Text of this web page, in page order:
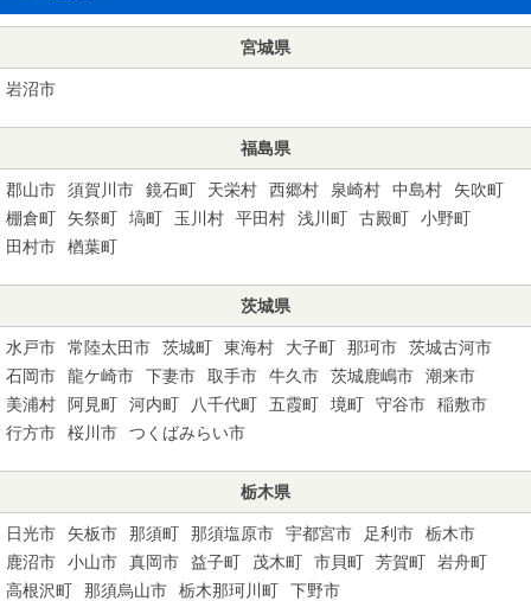
宮城県
岩沼市
福島県
郡山市 須賀川市 鏡石町 天栄村 西郷村 泉崎村 中島村
矢吹町
棚倉町
矢祭町 塙町 玉川村 平田村 浅川町 古殿町
小野町
田村市
楢葉町
茨城県
水戸市 常陸太田市 茨城町 東海村 大子町 那珂市
茨城古河市
石岡市
龍ケ崎市 下妻市 取手市 牛久市 茨城鹿嶋市
潮来市
美浦村
阿見町 河内町 八千代町 五霞町 境町 守谷市
稲敷市
行方市
桜川市 つくばみらい市
栃木県
日光市 矢板市 那須町 那須塩原市 宇都宮市 足利市
栃木市
鹿沼市
小山市 真岡市 益子町 茂木町 市貝町 芳賀町
岩舟町
高根沢町
那須烏山市 栃木那珂川町 下野市